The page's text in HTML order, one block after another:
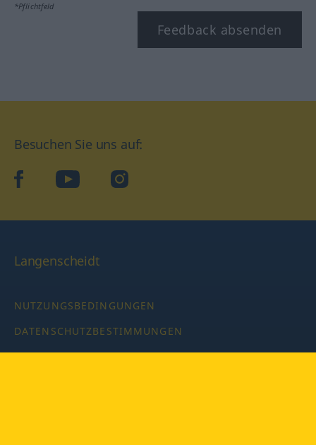
*Pflichtfeld
Feedback absenden
Besuchen Sie uns auf:
facebookYouTube Instagram
Langenscheidt
NUTZUNGSBEDINGUNGEN
DATENSCHUTZBESTIMMUNGEN
IMPRESSUM